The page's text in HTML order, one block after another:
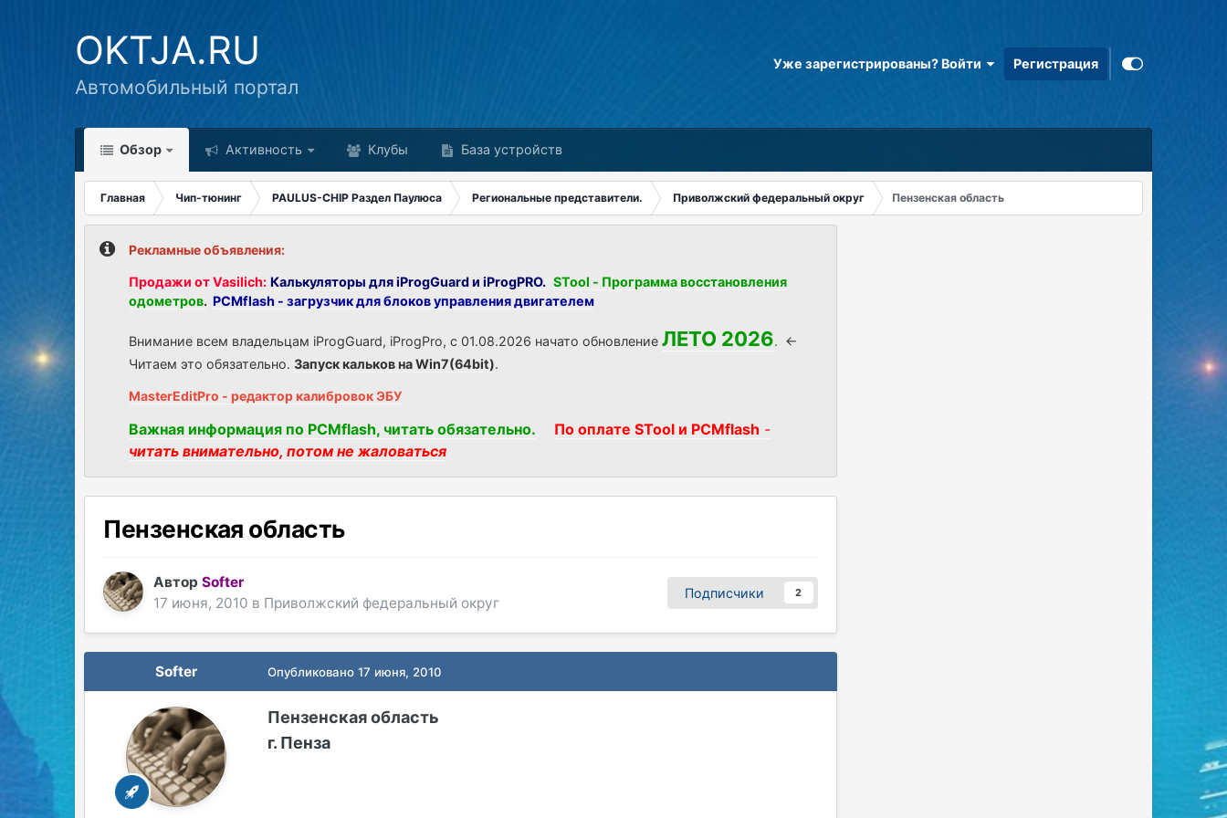
OKTJA.RU
Автомобильный портал
Уже зарегистрированы? Войти Регистрация
Обзор Активность Клубы База устройств
Главная Чип-тюнинг PAULUS-CHIP Раздел Паулюса Региональные представители. Приволжский федеральный округ Пензенская область
Рекламные объявления:
Продажи от Vasilich: Калькуляторы для iProgGuard и iProgPRO. STool - Программа восстановления
одометров. PCMflash - загрузчик для блоков управления двигателем
Внимание всем владельцам iProgGuard, iProgPro, с 01.08.2026 начато обновлениеЛЕТО 2026. <-
Читаем это обязательно.Запуск кальков на Win7(64bit).
MasterEditPro - редактор калибровок ЭБУ
Важная информация по PCMflash, читать обязательно. По оплате STool и PCMflash -
читать внимательно, потом не жаловаться
Пензенская область
АвторSofter
17 июня, 2010 в Приволжский федеральный округ
Подписчики 2
Softer Опубликовано17 июня, 2010
Пензенская область
г. Пенза